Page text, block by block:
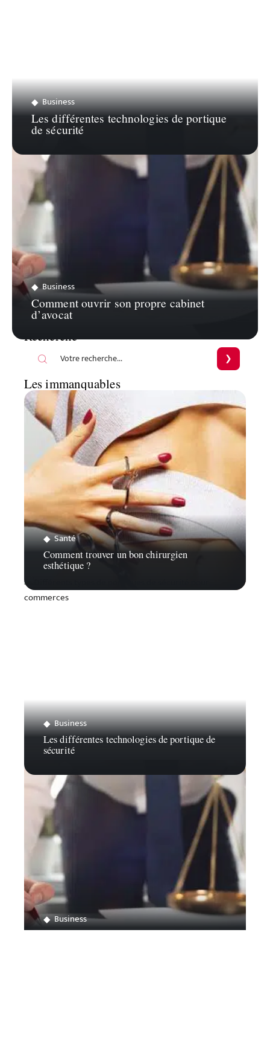
Business
Les différentes technologies de portique
de sécurité
Business
Comment ouvrir son propre cabinet
d’avocat
Recherche
Les immanquables
Santé
Comment trouver un bon chirurgien
esthétique ?
Business
Les différentes technologies de portique de
sécurité
Business